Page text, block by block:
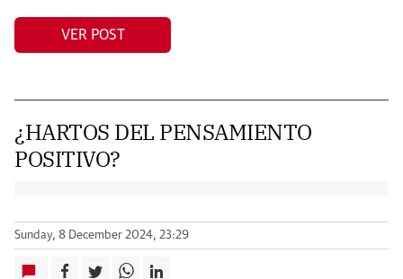
VER POST
¿HARTOS DEL PENSAMIENTO
POSITIVO?
Sunday, 8 December 2024, 23:29